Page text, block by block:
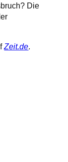
Die
Zeit.de.